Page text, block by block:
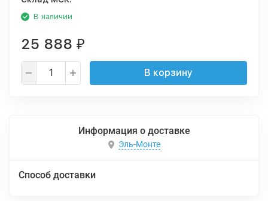
В наличии
25 888 ₽
В корзину
Информация о доставке
Эль-Монте
Способ доставки